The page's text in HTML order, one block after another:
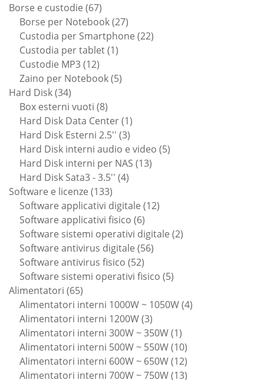
Borse e custodie 6767
prodotti
Borse per Notebook 2727
prodotti
Custodia per Smartphone 2222
Custodia per tablet 11
Custodie MP3 1212
prodotti
Zaino per Notebook 55
Hard Disk 3434
prodotti
Box esterni vuoti 88
prodotti
Hard Disk Data Center 11
prodotto
Hard Disk Esterni 2.5'' 33
prodotti
Hard Disk interni audio e video 55
Hard Disk interni per NAS 1313
Hard Disk Sata3 - 3.5'' 44
Software e licenze 133133
prodotti
Software applicativi digitale 1212
Software applicativi fisico 66
prodotti
Software sistemi operativi digitale 22
Software antivirus digitale 5656
Software antivirus fisico 5252
prodotti
Software sistemi operativi fisico 55
Alimentatori 6565
prodotti
Alimentatori interni 1000W ~ 1050W 44
Alimentatori interni 1200W 33
prodotti
Alimentatori interni 300W ~ 350W 11
prodotto
Alimentatori interni 500W ~ 550W 1010
prodotti
Alimentatori interni 600W ~ 650W 1212
prodotti
Alimentatori interni 700W ~ 750W 1313